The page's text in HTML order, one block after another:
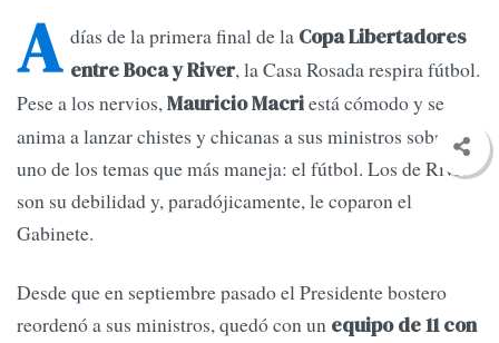
A días de la primera final de la Copa Libertadores
entre Boca y River, la Casa Rosada respira fútbol.
Pese a los nervios,Mauricio Macriestá cómodo y se
anima a lanzar chistes y chicanas a sus ministros sobre
uno de los temas que más maneja: el fútbol. Los de River
son su debilidad y, paradójicamente, le coparon el
Gabinete.
Desde que en septiembre pasado el Presidente bostero
reordenó a sus ministros, quedó con un equipo de 11 con